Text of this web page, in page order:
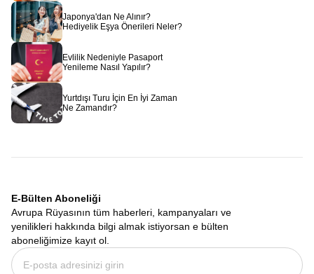
Japonya'dan Ne Alınır?
Hediyelik Eşya Önerileri Neler?
Evlilik Nedeniyle Pasaport
Yenileme Nasıl Yapılır?
Yurtdışı Turu İçin En İyi Zaman
Ne Zamandır?
E-Bülten Aboneliği
Avrupa Rüyasının tüm haberleri, kampanyaları ve
yenilikleri hakkında bilgi almak istiyorsan e bülten
aboneliğimize kayıt ol.